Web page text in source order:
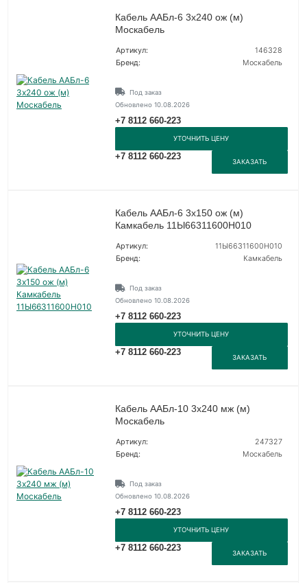
Кабель ААБл-6 3х240 ож (м)
Москабель
Артикул:
146328
Бренд:
Москабель
Под заказ
Обновлено 10.08.2026
+7 8112 660-223
УТОЧНИТЬ ЦЕНУ
+7 8112 660-223
ЗАКАЗАТЬ
Кабель ААБл-6 3х150 ож (м)
Камкабель 11Ы66311600H010
Артикул:
11Ы66311600H010
Бренд:
Камкабель
Под заказ
Обновлено 10.08.2026
+7 8112 660-223
УТОЧНИТЬ ЦЕНУ
+7 8112 660-223
ЗАКАЗАТЬ
Кабель ААБл-10 3х240 мж (м)
Москабель
Артикул:
247327
Бренд:
Москабель
Под заказ
Обновлено 10.08.2026
+7 8112 660-223
УТОЧНИТЬ ЦЕНУ
+7 8112 660-223
ЗАКАЗАТЬ